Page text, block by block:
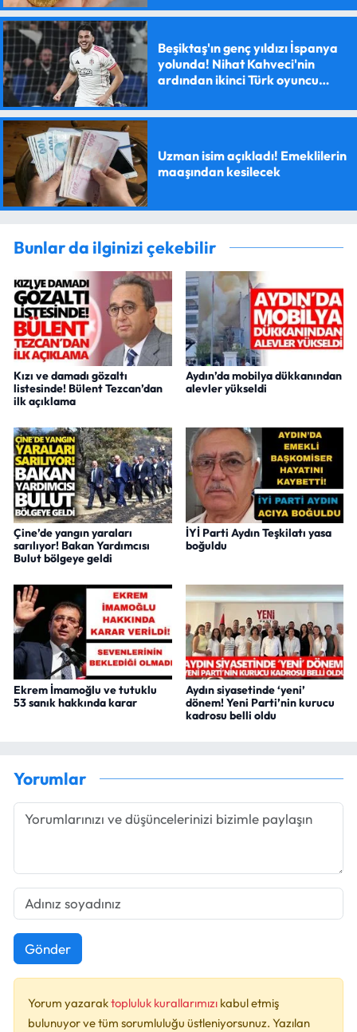
Beşiktaş'ın genç yıldızı İspanya
yolunda! Nihat Kahveci'nin
ardından ikinci Türk oyuncu
Uzman isim açıkladı! Emeklilerin
maaşından kesilecek
Bunlar da ilginizi çekebilir
Kızı ve damadı gözaltı
listesinde! Bülent Tezcan’dan
ilk açıklama
Aydın’da mobilya dükkanından
alevler yükseldi
Çine’de yangın yaraları
sarılıyor! Bakan Yardımcısı
Bulut bölgeye geldi
İYİ Parti Aydın Teşkilatı yasa
boğuldu
Ekrem İmamoğlu ve tutuklu
53 sanık hakkında karar
Aydın siyasetinde ‘yeni’
dönem! Yeni Parti’nin kurucu
kadrosu belli oldu
Yorumlar
Gönder
Yorum yazaraktopluluk kurallarımızı kabul etmiş
bulunuyor ve tüm sorumluluğu üstleniyorsunuz. Yazılan